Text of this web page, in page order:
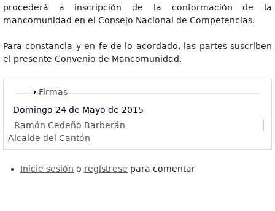
procederá a inscripción de la conformación de la
mancomunidad en el Consejo Nacional de Competencias.
Para constancia y en fe de lo acordado, las partes suscriben
el presente Convenio de Mancomunidad.
Mostrar
Firmas
Domingo 24 de Mayo de 2015
Ramón Cedeño Barberán
Alcalde del Cantón
Inicie sesión o regístrese para comentar